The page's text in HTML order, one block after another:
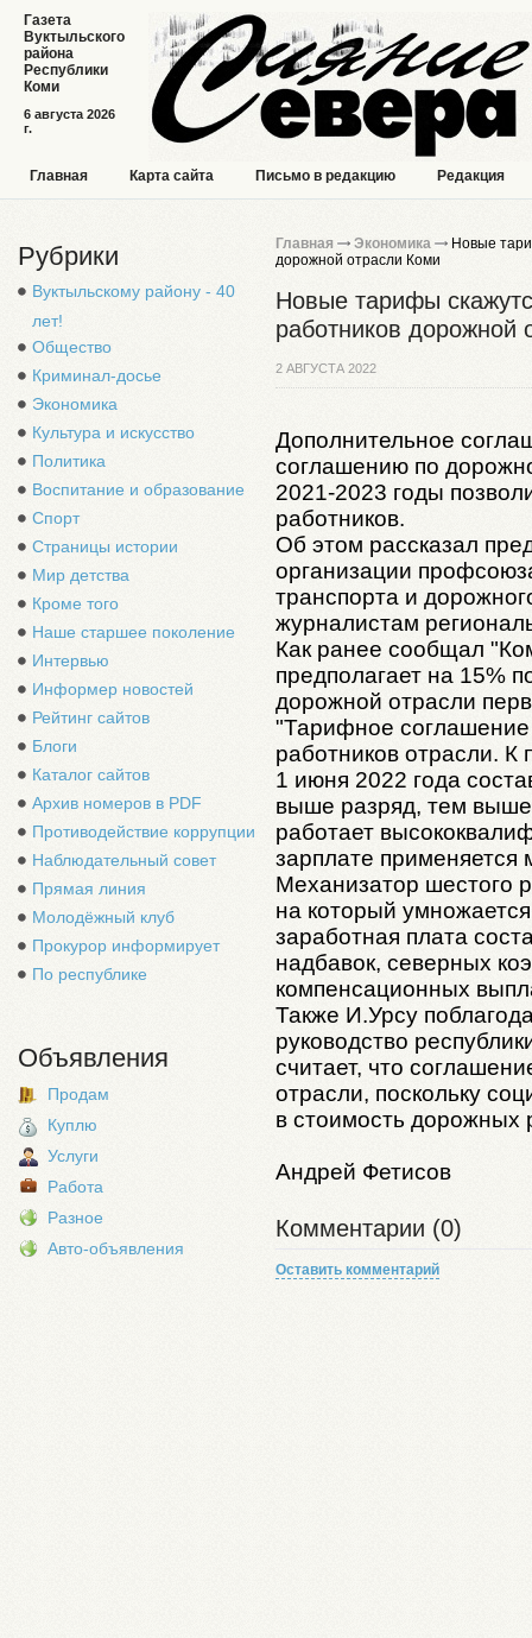
6 августа 2026
г.
Газета
Вуктыльского
района
Республики
Коми
Главная Карта сайта Письмо в редакцию Редакция
Рубрики
Вуктыльскому району - 40
лет!
Общество
Криминал-досье
Экономика
Культура и искусство
Политика
Воспитание и образование
Спорт
Страницы истории
Мир детства
Кроме того
Наше старшее поколение
Интервью
Информер новостей
Рейтинг сайтов
Блоги
Каталог сайтов
Архив номеров в PDF
Противодействие коррупции
Наблюдательный совет
Прямая линия
Молодёжный клуб
Прокурор информирует
По республике
Объявления
Продам
Куплю
Услуги
Работа
Разное
Авто-объявления
Главная Экономика
Новые
дорожной отрасли Коми
Новые тарифы
работников дорожной
2 АВГУСТА 2022
Дополнительное
соглашению по
2021-2023 годы
работников.
Об этом рассказал
организации
транспорта и
журналистам
Как ранее сообщал
предполагает на 15%
дорожной отрасли
"Тарифное соглашение
работников отрасли. К
1 июня 2022 года
выше разряд, тем выше
работает
зарплате
Механизатор шестого
на который
заработная плата
надбавок, северных
компенсационных
Также И.Урсу
руководство
считает, что
отрасли, поскольку
в стоимость дорожных
Андрей Фетисов
Комментарии (0)
Оставить комментарий